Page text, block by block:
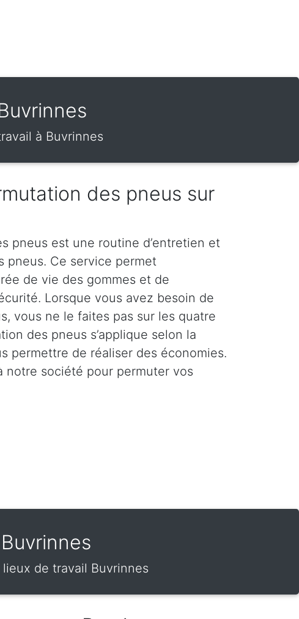
à Buvrinnes
des pneus sur
pneus est une routine d’entretien et
pneus. Ce service permet
de vie des gommes et de
Lorsque vous avez besoin de
vous ne le faites pas sur les quatre
des pneus s’applique selon la
permettre de réaliser des économies.
notre société pour permuter vos
de travail Buvrinnes